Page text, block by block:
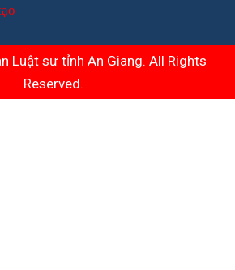
Luật sư tỉnh An Giang. All Rights
Reserved.